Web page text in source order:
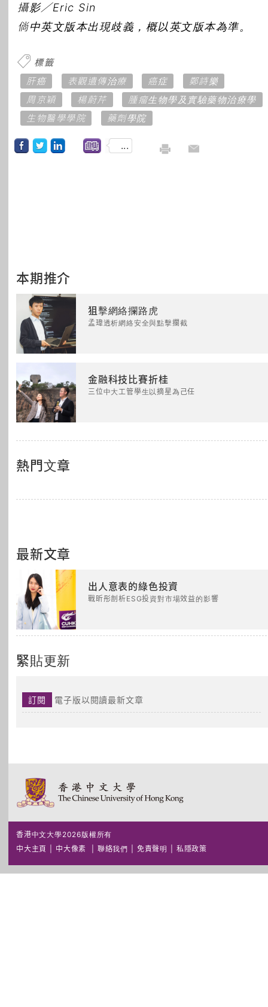
攝影／Eric Sin
倘中英文版本出現歧義，概以英文版本為準。
標籤
肝癌
表觀遺傳治療 癌症
鄭詩樂
周京穎
楊蔚芹
腫瘤生物學及實驗藥物治療學
生物醫學學院
藥劑學院
...
本期推介
狙擊網絡攔路虎
孟瑋透析網絡安全與點擊攔截
金融科技比賽折桂
三位中大工管學生以摘星為己任
熱門文章
最新文章
出人意表的綠色投資
戰昕彤剖析ESG投資對市場效益的影響
緊貼更新
訂閱 電子版以閱讀最新文章
香港中文大學2026版權所有
中大主頁
中大像素 聯絡我們 免責聲明 私隱政策